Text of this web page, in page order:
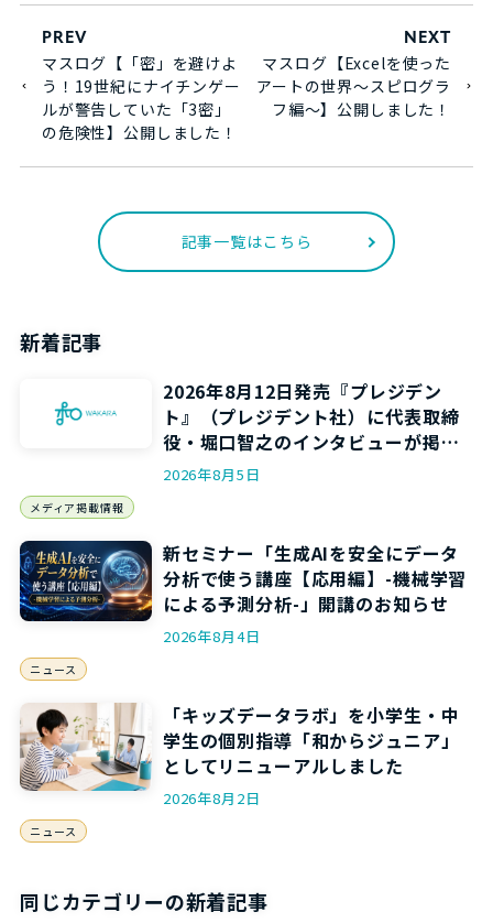
PREV
マスログ【「密」を避けよ
う！19世紀にナイチンゲー
ルが警告していた「3密」
の危険性】公開しました！
NEXT
マスログ【Excelを使った
アートの世界～スピログラ
フ編～】公開しました！
記事一覧はこちら
新着記事
2026年8月12日発売『プレジデン
ト』（プレジデント社）に代表取締
役・堀口智之のインタビューが掲載
されます
2026年8月5日
メディア掲載情報
新セミナー「生成AIを安全にデータ
分析で使う講座【応用編】-機械学習
による予測分析-」開講のお知らせ
2026年8月4日
ニュース
「キッズデータラボ」を小学生・中
学生の個別指導「和からジュニア」
としてリニューアルしました
2026年8月2日
ニュース
同じカテゴリーの新着記事